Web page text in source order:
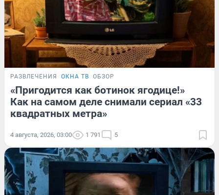
РАЗВЛЕЧЕНИЯ ОКНА ТВ ОБЗОР
«Пригодится как ботинок ягодице!»
Как на самом деле снимали сериал «33
квадратных метра»
4 августа, 2026, 03:00 1 791 5